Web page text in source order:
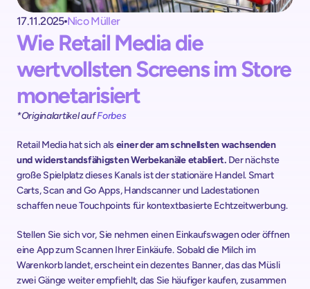
17.11.2025 Nico Müller
Wie Retail Media die
wertvollsten Screens im Store
monetarisiert
*Originalartikel auf Forbes
Retail Media hat sich als einer der am schnellsten wachsenden
und widerstandsfähigsten Werbekanäle etabliert. Der nächste
große Spielplatz dieses Kanals ist der stationäre Handel. Smart
Carts, Scan and Go Apps, Handscanner und Ladestationen
schaffen neue Touchpoints für kontextbasierte Echtzeitwerbung.
Stellen Sie sich vor, Sie nehmen einen Einkaufswagen oder öffnen
eine App zum Scannen Ihrer Einkäufe. Sobald die Milch im
Warenkorb landet, erscheint ein dezentes Banner, das das Müsli
zwei Gänge weiter empfiehlt, das Sie häufiger kaufen, zusammen